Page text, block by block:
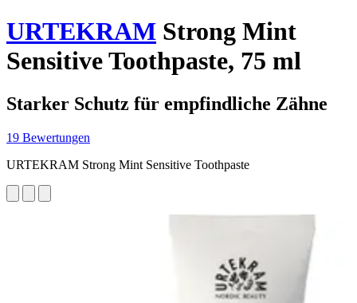
URTEKRAM Strong Mint
Sensitive Toothpaste, 75 ml
Starker Schutz für empfindliche Zähne
19 Bewertungen
URTEKRAM Strong Mint Sensitive Toothpaste